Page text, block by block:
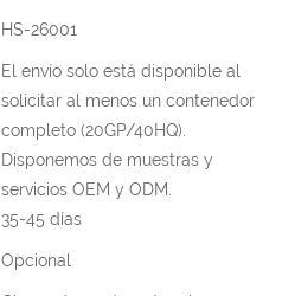
HS-26001
El envío solo está disponible al
solicitar al menos un contenedor
completo (20GP/40HQ).
Disponemos de muestras y
servicios OEM y ODM.
35-45 días
Opcional